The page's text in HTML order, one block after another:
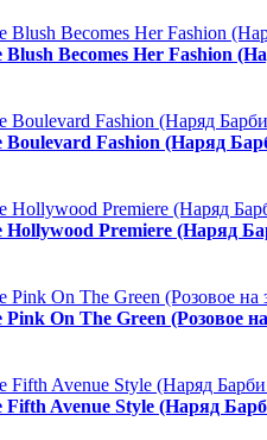
Becomes Her Fashion
Fashion (Наряд
Premiere (Наряд
On The Green (Розовое
Avenue Style (Наряд